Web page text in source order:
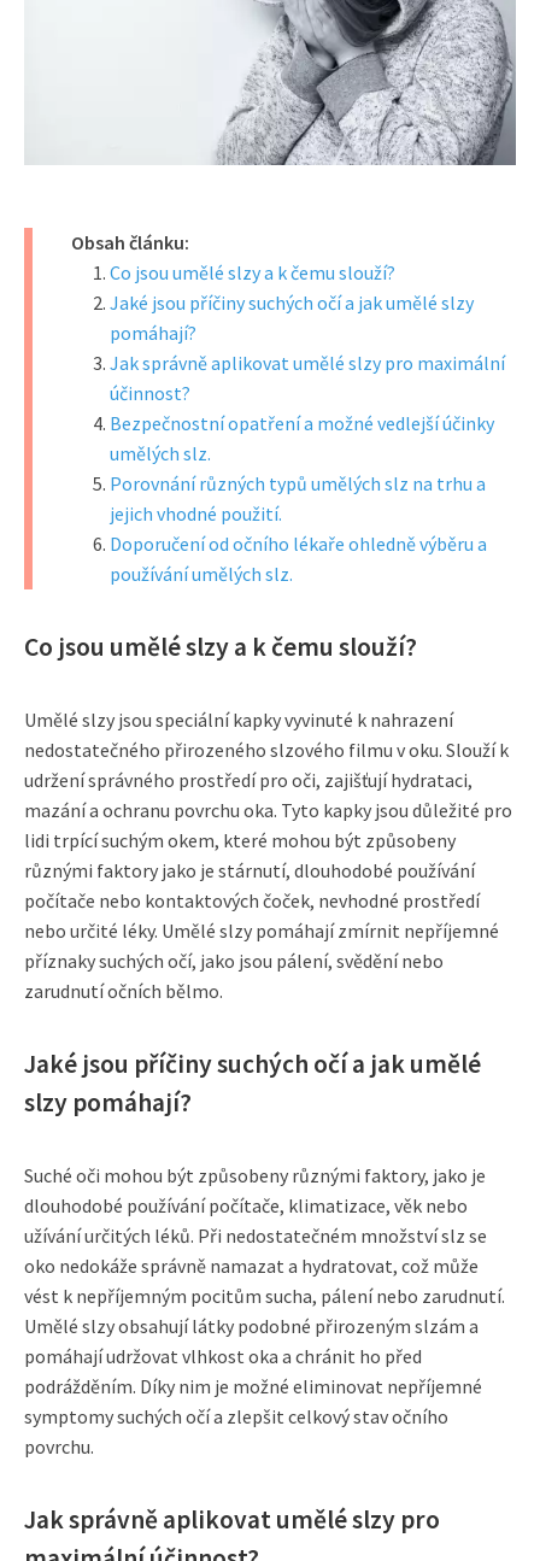
Obsah článku:
Co jsou umělé slzy a k čemu slouží?
Jaké jsou příčiny suchých očí a jak umělé slzy
pomáhají?
Jak správně aplikovat umělé slzy pro maximální
účinnost?
Bezpečnostní opatření a možné vedlejší účinky
umělých slz.
Porovnání různých typů umělých slz na trhu a
jejich vhodné použití.
Doporučení od očního lékaře ohledně výběru a
používání umělých slz.
Co jsou umělé slzy a k čemu slouží?
Umělé slzy jsou speciální kapky vyvinuté k nahrazení
nedostatečného přirozeného slzového filmu v oku. Slouží k
udržení správného prostředí pro oči, zajišťují hydrataci,
mazání a ochranu povrchu oka. Tyto kapky jsou důležité pro
lidi trpící suchým okem, které mohou být způsobeny
různými faktory jako je stárnutí, dlouhodobé používání
počítače nebo kontaktových čoček, nevhodné prostředí
nebo určité léky. Umělé slzy pomáhají zmírnit nepříjemné
příznaky suchých očí, jako jsou pálení, svědění nebo
zarudnutí očních bělmo.
Jaké jsou příčiny suchých očí a jak umělé
slzy pomáhají?
Suché oči mohou být způsobeny různými faktory, jako je
dlouhodobé používání počítače, klimatizace, věk nebo
užívání určitých léků. Při nedostatečném množství slz se
oko nedokáže správně namazat a hydratovat, což může
vést k nepříjemným pocitům sucha, pálení nebo zarudnutí.
Umělé slzy obsahují látky podobné přirozeným slzám a
pomáhají udržovat vlhkost oka a chránit ho před
podrážděním. Díky nim je možné eliminovat nepříjemné
symptomy suchých očí a zlepšit celkový stav očního
povrchu.
Jak správně aplikovat umělé slzy pro